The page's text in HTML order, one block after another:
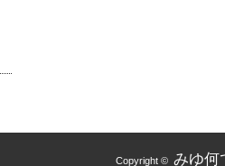
Copyright © みゆ何